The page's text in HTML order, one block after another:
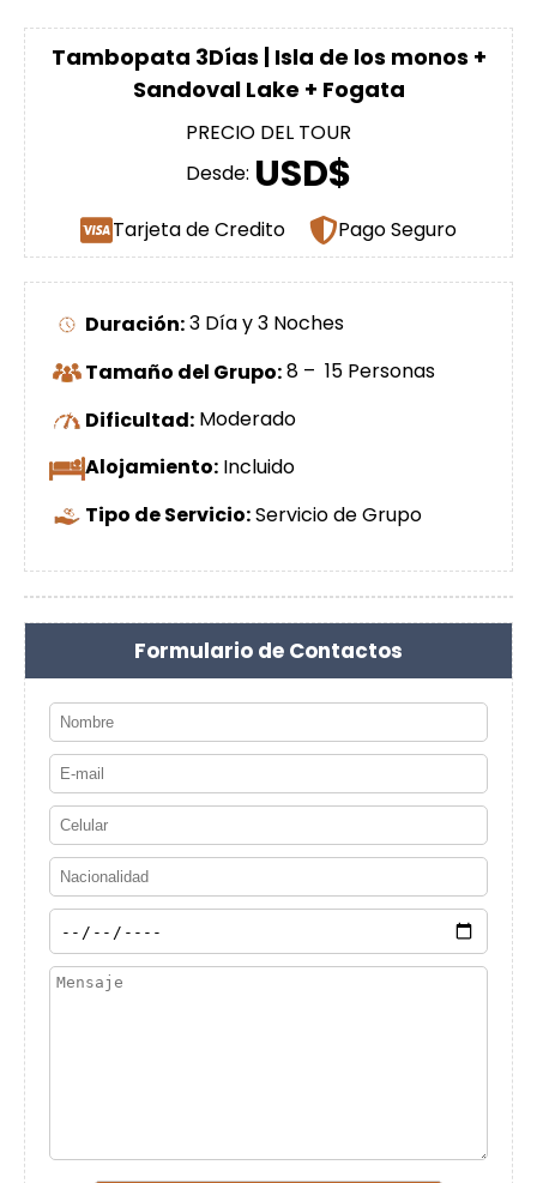
Tambopata 3Días | Isla de los monos +
Sandoval Lake + Fogata
PRECIO DEL TOUR
Desde: USD$
Tarjeta de Credito Pago Seguro
Duración:3 Día y 3 Noches
Tamaño del Grupo:8 – 15 Personas
Dificultad: Moderado
Alojamiento: Incluido
Tipo de Servicio:Servicio de Grupo
Formulario de Contactos